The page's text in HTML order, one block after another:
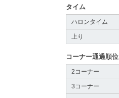
タイム
ハロンタイム
上り
コーナー通過順位
2コーナー
3コーナー